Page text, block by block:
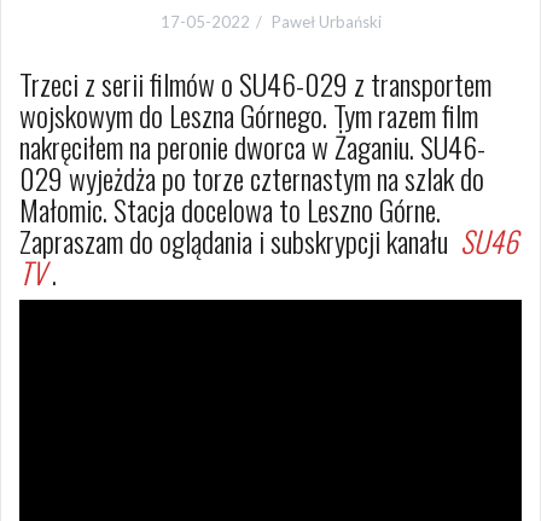
17-05-2022 Paweł Urbański
Trzeci z serii filmów o SU46-029 z transportem
wojskowym do Leszna Górnego. Tym razem film
nakręciłem na peronie dworca w Żaganiu. SU46-
029 wyjeżdża po torze czternastym na szlak do
Małomic. Stacja docelowa to Leszno Górne.
Zapraszam do oglądania i subskrypcji kanału SU46
TV.